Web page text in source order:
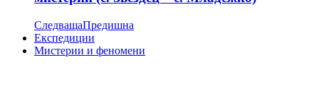
СледващаПредишна
Експедиции
Мистерии и феномени